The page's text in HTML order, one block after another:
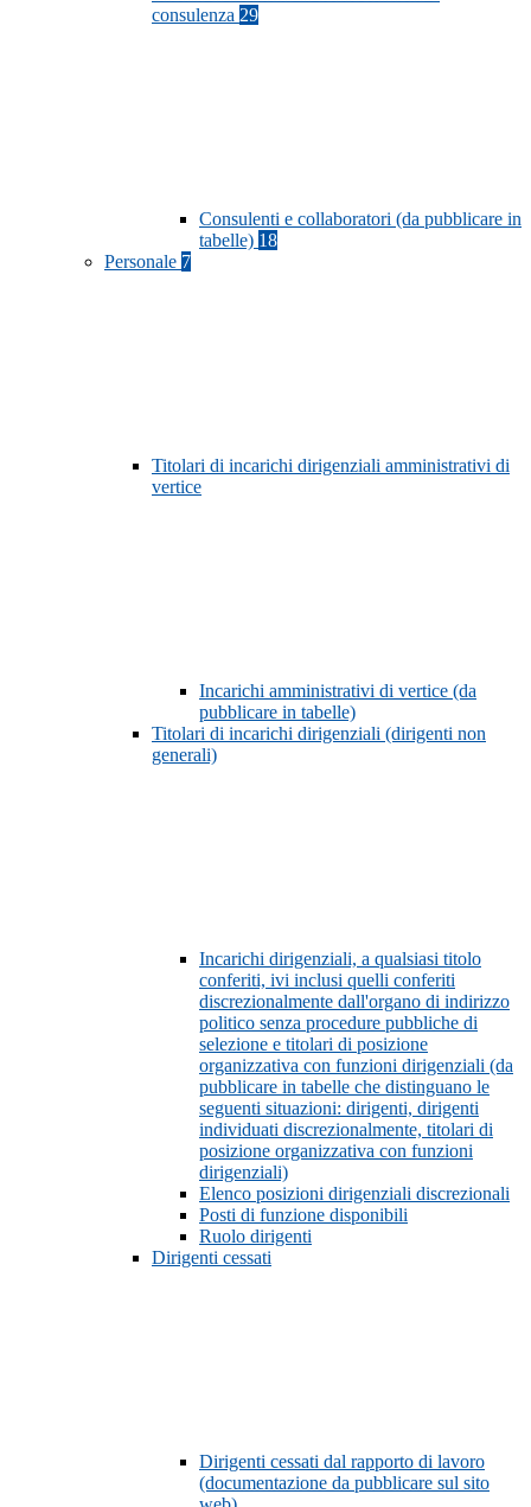
consulenza 29
Consulenti e collaboratori (da pubblicare in
tabelle) 18
Personale 7
Titolari di incarichi dirigenziali amministrativi di
vertice
Incarichi amministrativi di vertice (da
pubblicare in tabelle)
Titolari di incarichi dirigenziali (dirigenti non
generali)
Incarichi dirigenziali, a qualsiasi titolo
conferiti, ivi inclusi quelli conferiti
discrezionalmente dall'organo di indirizzo
politico senza procedure pubbliche di
selezione e titolari di posizione
organizzativa con funzioni dirigenziali (da
pubblicare in tabelle che distinguano le
seguenti situazioni: dirigenti, dirigenti
individuati discrezionalmente, titolari di
posizione organizzativa con funzioni
dirigenziali)
Elenco posizioni dirigenziali discrezionali
Posti di funzione disponibili
Ruolo dirigenti
Dirigenti cessati
Dirigenti cessati dal rapporto di lavoro
(documentazione da pubblicare sul sito